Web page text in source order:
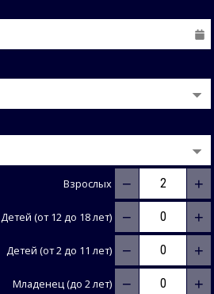
Взрослых − +
Детей (от 12 до 18 лет) − +
Детей (от 2 до 11 лет) − +
Младенец (до 2 лет) − +